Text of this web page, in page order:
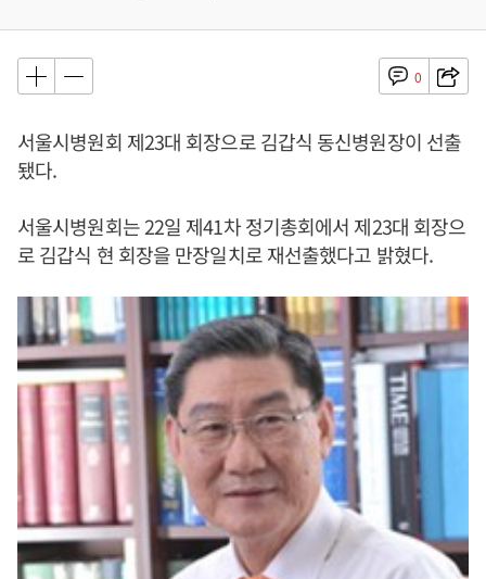
0
서울시병원회 제23대 회장으로 김갑식 동신병원장이 선출
됐다.
서울시병원회는 22일 제41차 정기총회에서 제23대 회장으
로 김갑식 현 회장을 만장일치로 재선출했다고 밝혔다.